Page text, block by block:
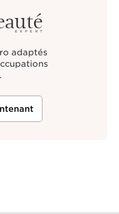
EXPERT
adaptés